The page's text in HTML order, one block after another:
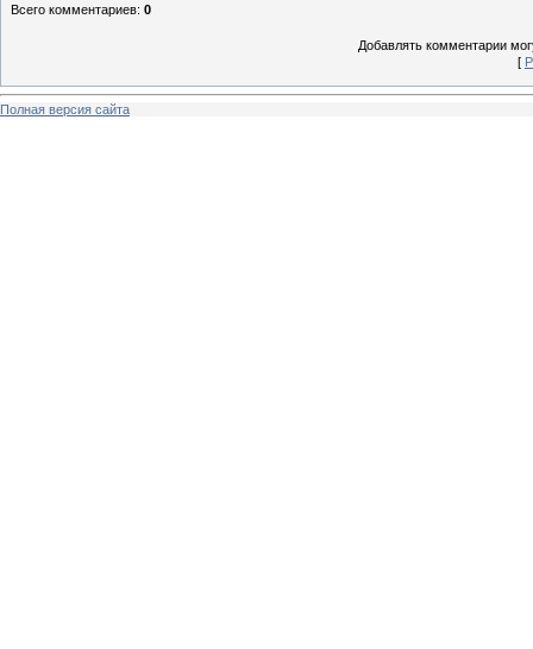
Всего комментариев: 0
Добавлять комментарии
[
Полная версия сайта